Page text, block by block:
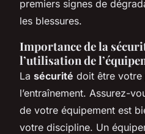
premiers signes de
les blessures.
Importance de la
l’utilisation de
La sécurité doit être
l’entraînement. Assurez-
de votre équipement est
votre discipline. Un